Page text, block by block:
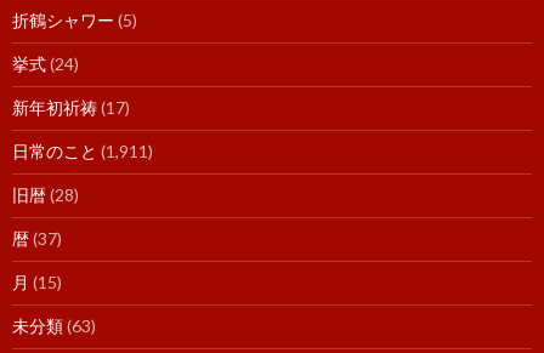
折鶴シャワー (5)
挙式(24)
新年初祈祷(17)
日常のこと (1,911)
旧暦(28)
暦(37)
月 (15)
未分類(63)